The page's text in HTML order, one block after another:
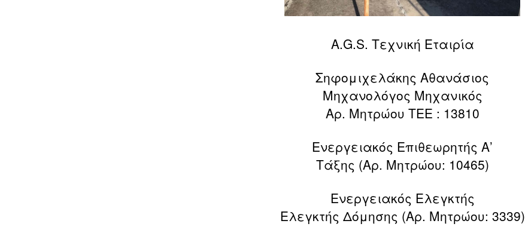
A.G.S. Τεχνική Εταιρία
Σηφομιχελάκης Αθανάσιος
Μηχανολόγος Μηχανικός
Αρ. Μητρώου ΤΕΕ : 13810
Ενεργειακός Επιθεωρητής Α’
Τάξης (Αρ. Μητρώου: 10465)
Ενεργειακός Ελεγκτής
Ελεγκτής Δόμησης (Αρ. Μητρώου: 3339)